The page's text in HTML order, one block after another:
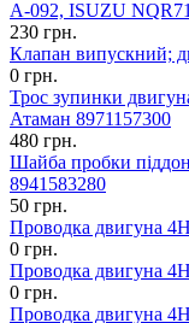
А-092, ISUZU
230 грн.
Клапан випускний;
0 грн.
Трос зупинки
Атаман 8971157300
480 грн.
Шайба пробки
8941583280
50 грн.
Проводка двигуна
0 грн.
Проводка двигуна
0 грн.
Проводка двигуна